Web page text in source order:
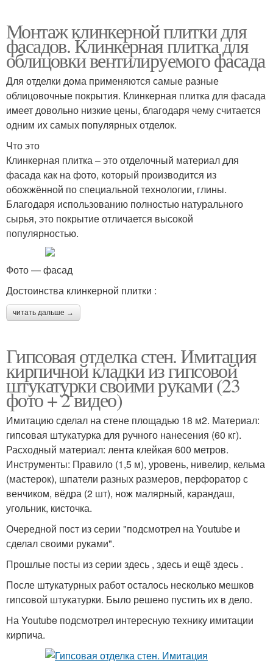
Монтаж клинкерной плитки для
фасадов. Клинкерная плитка для
облицовки вентилируемого фасада
Для отделки дома применяются самые разные
облицовочные покрытия. Клинкерная плитка для фасада
имеет довольно низкие цены, благодаря чему считается
одним их самых популярных отделок.
Что это
Клинкерная плитка – это отделочный материал для
фасада как на фото, который производится из
обожжённой по специальной технологии, глины.
Благодаря использованию полностью натурального
сырья, это покрытие отличается высокой
популярностью.
Фото — фасад
Достоинства клинкерной плитки :
читать дальше →
Гипсовая отделка стен. Имитация
кирпичной кладки из гипсовой
штукатурки своими руками (23
фото + 2 видео)
Имитацию сделал на стене площадью 18 м2. Материал:
гипсовая штукатурка для ручного нанесения (60 кг).
Расходный материал: лента клейкая 600 метров.
Инструменты: Правило (1,5 м), уровень, нивелир, кельма
(мастерок), шпатели разных размеров, перфоратор с
венчиком, вёдра (2 шт), нож малярный, карандаш,
угольник, кисточка.
Очередной пост из серии "подсмотрел на Youtube и
сделал своими руками".
Прошлые посты из серии здесь , здесь и ещё здесь .
После штукатурных работ осталось несколько мешков
гипсовой штукатурки. Было решено пустить их в дело.
На Youtube подсмотрел интересную технику имитации
кирпича.